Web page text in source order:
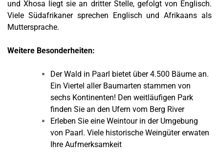
und Xhosa liegt sie an dritter Stelle, gefolgt von Englisch.
Viele Südafrikaner sprechen Englisch und Afrikaans als
Muttersprache.
Weitere Besonderheiten:
Der Wald in Paarl bietet über 4.500 Bäume an.
Ein Viertel aller Baumarten stammen von
sechs Kontinenten! Den weitläufigen Park
finden Sie an den Ufern vom Berg River
Erleben Sie eine Weintour in der Umgebung
von Paarl. Viele historische Weingüter erwaten
Ihre Aufmerksamkeit